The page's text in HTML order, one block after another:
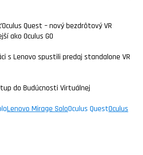
Oculus Quest – nový bezdrôtový VR
ako Oculus GO
s Lenovo spustili predaj standalone VR
do Budúcnosti Virtuálnej
Lenovo Mirage SoloOculus QuestOculus